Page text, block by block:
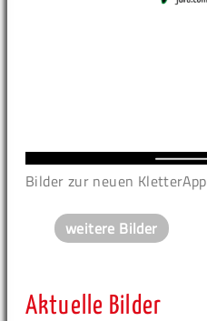
Bilder zur neuen KletterApp
weitere Bilder
Aktuelle Bilder